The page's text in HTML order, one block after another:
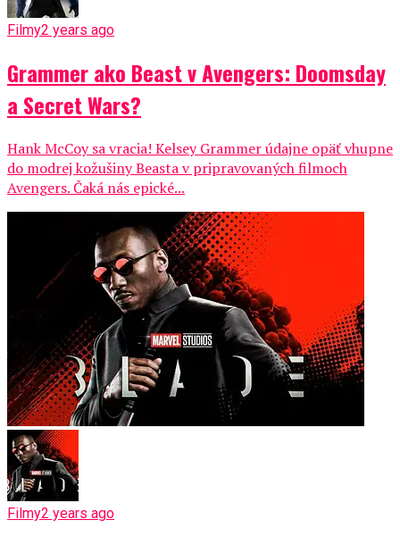
Filmy2 years ago
Grammer ako Beast v Avengers: Doomsday
a Secret Wars?
Hank McCoy sa vracia! Kelsey Grammer údajne opäť vhupne
do modrej kožušiny Beasta v pripravovaných filmoch
Avengers. Čaká nás epické...
Filmy2 years ago